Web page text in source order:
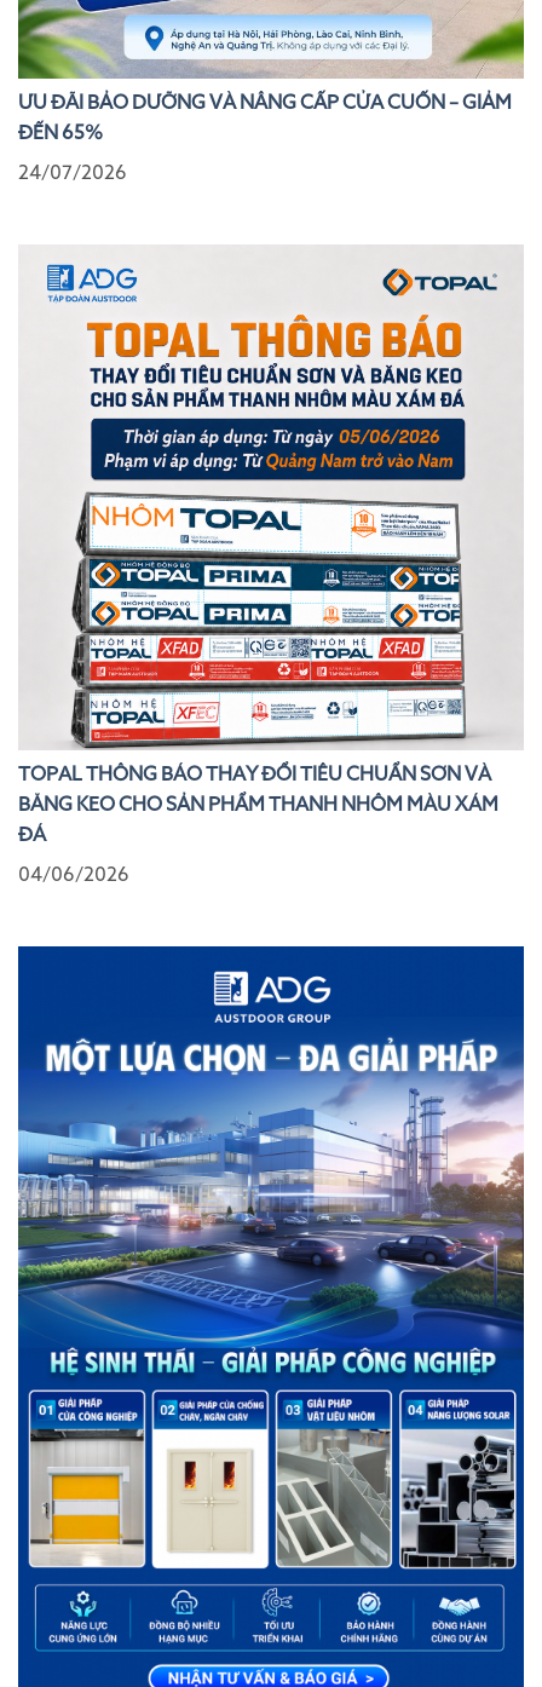
ƯU ĐÃI BẢO DƯỠNG VÀ NÂNG CẤP CỬA CUỐN – GIẢM
ĐẾN 65%
24/07/2026
TOPAL THÔNG BÁO THAY ĐỔI TIÊU CHUẨN SƠN VÀ
BĂNG KEO CHO SẢN PHẨM THANH NHÔM MÀU XÁM
ĐÁ
04/06/2026